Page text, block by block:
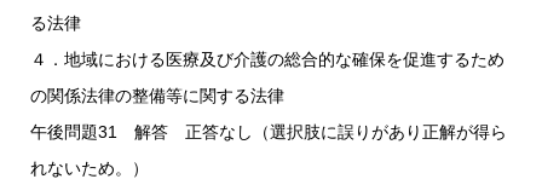
る法律
４．地域における医療及び介護の総合的な確保を促進するため
の関係法律の整備等に関する法律
午後問題31 解答 正答なし（選択肢に誤りがあり正解が得ら
れないため。）